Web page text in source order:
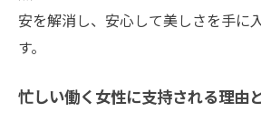
安を解消し、安心して美しさを手に
す。
忙しい働く女性に支持される理由